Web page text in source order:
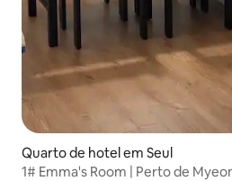
Quarto de hotel em Seul
1# Emma's Room | Perto de